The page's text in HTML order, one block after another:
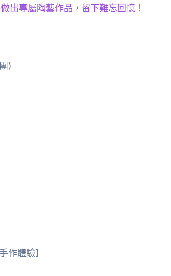
出專屬陶藝作品，留下難忘回憶！
)
作體驗】